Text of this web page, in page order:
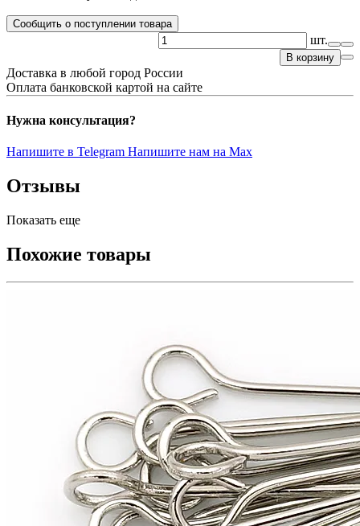
Сообщить о поступлении товара
шт.
В корзину
Доставка в любой город России
Оплата банковской картой на сайте
Нужна консультация?
Напишите в Telegram Напишите нам на Max
Отзывы
Показать еще
Похожие товары